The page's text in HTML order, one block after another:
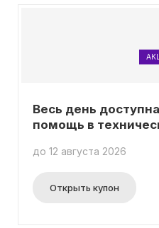
Весь день
помощь в
до 12 августа 2026
Открыть купон